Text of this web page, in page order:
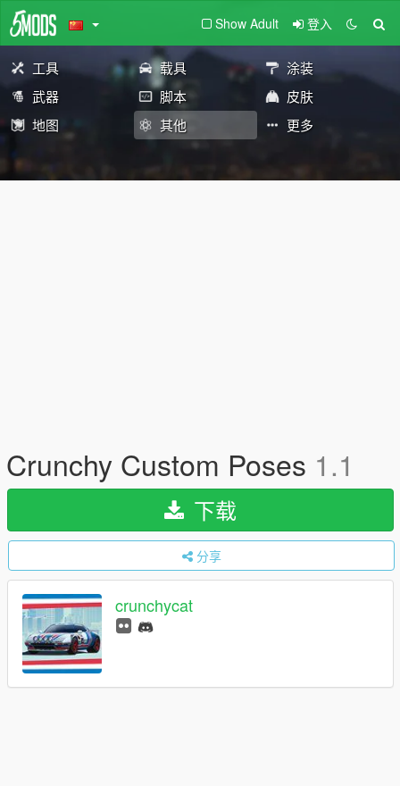
Show Adult 登入
工具 载具
涂装
武器
脚本
皮肤
地图
其他 更多
Crunchy Custom Poses 1.1
下载
分享
crunchycat